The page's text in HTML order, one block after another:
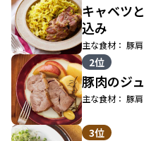
キャベツ
込み
主な食材： 豚
2位
豚肉のジ
主な食材： 豚
3位